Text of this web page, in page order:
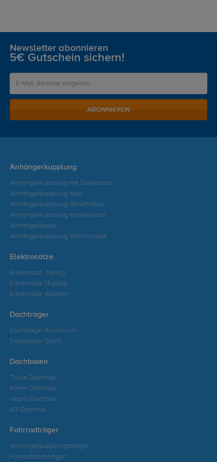
Newsletter abonnieren
5€ Gutschein sichern!
ABONNIEREN
Anhängerkupplung
Anhängerkupplung mit Elektrosatz
Anhängerkupplung starr
Anhängerkupplung abnehmbar
Anhängerkupplung schwenkbar
Anhängeböcke
Anhängerkupplung Wohnmobile
Elektrosätze
Elektrosatz 7-polig
Elektrosatz 13-polig
Elektrosatz Adapter
Dachträger
Dachträger Aluminium
Dachträger Stahl
Dachboxen
Thule Dachbox
Kamei Dachbox
Hapro Dachbox
G3 Dachbox
Fahrradträger
Anhängerkupplungsträger
Fahrraddachträger